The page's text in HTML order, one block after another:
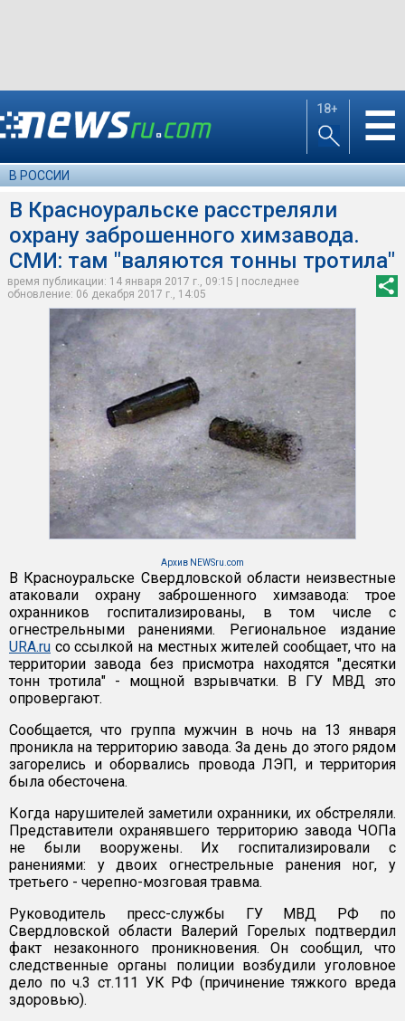
18+ ☰
В РОССИИ
В Красноуральске расстреляли
охрану заброшенного химзавода.
СМИ: там "валяются тонны тротила"
время публикации: 14 января 2017 г., 09:15 | последнее
обновление: 06 декабря 2017 г., 14:05
Архив NEWSru.com
В Красноуральске Свердловской области неизвестные
атаковали охрану заброшенного химзавода: трое
охранников госпитализированы, в том числе с
огнестрельными ранениями. Региональное издание
URA.ru со ссылкой на местных жителей сообщает, что на
территории завода без присмотра находятся "десятки
тонн тротила" - мощной взрывчатки. В ГУ МВД это
опровергают.
Сообщается, что группа мужчин в ночь на 13 января
проникла на территорию завода. За день до этого рядом
загорелись и оборвались провода ЛЭП, и территория
была обесточена.
Когда нарушителей заметили охранники, их обстреляли.
Представители охранявшего территорию завода ЧОПа
не были вооружены. Их госпитализировали с
ранениями: у двоих огнестрельные ранения ног, у
третьего - черепно-мозговая травма.
Руководитель пресс-службы ГУ МВД РФ по
Свердловской области Валерий Горелых подтвердил
факт незаконного проникновения. Он сообщил, что
следственные органы полиции возбудили уголовное
дело по ч.3 ст.111 УК РФ (причинение тяжкого вреда
здоровью).